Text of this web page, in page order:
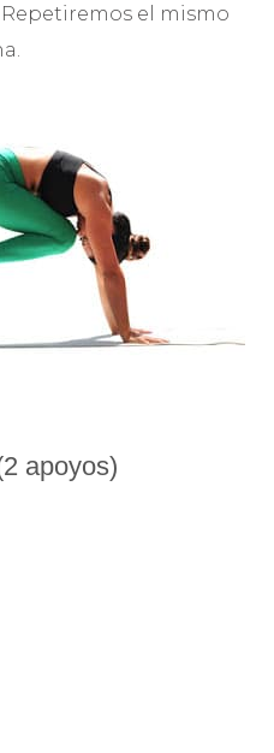
el mismo
apoyos)